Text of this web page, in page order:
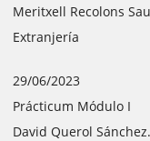
Meritxell Recolons
Extranjería
29/06/2023
Prácticum Módulo I
David Querol